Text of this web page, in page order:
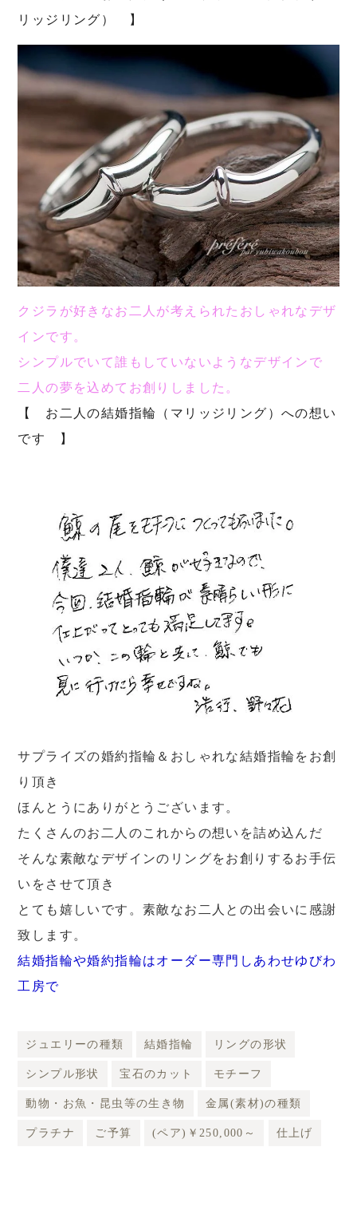
リッジリング） 】
クジラが好きなお二人が考えられたおしゃれなデザ
インです。
シンプルでいて誰もしていないようなデザインで
二人の夢を込めてお創りしました。
【 お二人の結婚指輪（マリッジリング）への想い
です 】
サプライズの婚約指輪＆おしゃれな結婚指輪をお創
り頂き
ほんとうにありがとうございます。
たくさんのお二人のこれからの想いを詰め込んだ
そんな素敵なデザインのリングをお創りするお手伝
いをさせて頂き
とても嬉しいです。素敵なお二人との出会いに感謝
致します。
結婚指輪や婚約指輪はオーダー専門しあわせゆびわ
工房で
ジュエリーの種類 結婚指輪 リングの形状
シンプル形状 宝石のカット モチーフ
動物・お魚・昆虫等の生き物 金属(素材)の種類
プラチナ ご予算 (ペア)￥250,000～ 仕上げ